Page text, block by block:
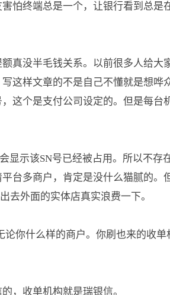
怕终端总是一个，让银行看到总是
真没半毛钱关系。以前很多人给大
这样文章的不是自己不懂就是想哗
这个是支付公司设定的。但是每台
显示该SN号已经被占用。所以不存
台多商户，肯定是没什么猫腻的。
去外面的实体店真实浪费一下。
你什么样的商户。你刷也来的收
，收单机构就是瑞银信。